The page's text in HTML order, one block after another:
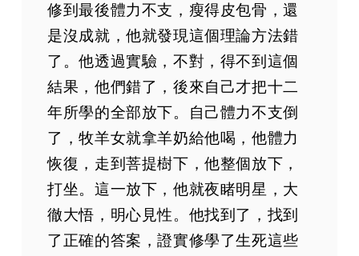
修到最後體力不支，瘦得皮包骨，還
是沒成就，他就發現這個理論方法錯
了。他透過實驗，不對，得不到這個
結果，他們錯了，後來自己才把十二
年所學的全部放下。自己體力不支倒
了，牧羊女就拿羊奶給他喝，他體力
恢復，走到菩提樹下，他整個放下，
打坐。這一放下，他就夜睹明星，大
徹大悟，明心見性。他找到了，找到
了正確的答案，證實修學了生死這些